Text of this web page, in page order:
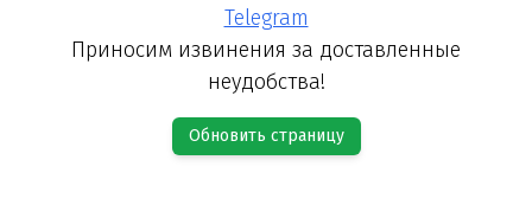
Telegram
Приносим извинения за доставленные
неудобства!
Обновить страницу